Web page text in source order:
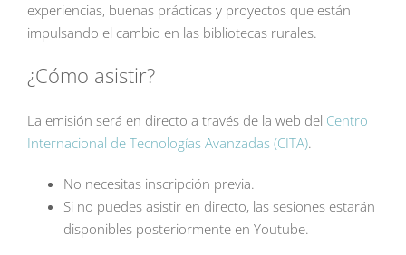
experiencias, buenas prácticas y proyectos que están
impulsando el cambio en las bibliotecas rurales.
¿Cómo asistir?
La emisión será en directo a través de la web del Centro
Internacional de Tecnologías Avanzadas (CITA).
No necesitas inscripción previa.
Si no puedes asistir en directo, las sesiones estarán
disponibles posteriormente en Youtube.